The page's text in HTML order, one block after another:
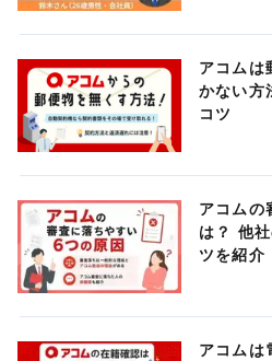
アコムは
かない方
コツ
アコムの
は？ 他
ツを紹介
アコムは